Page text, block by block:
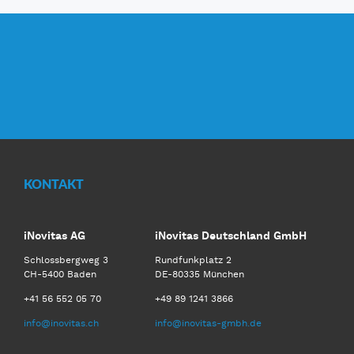
KONTAKT
iNovitas AG
Schlossbergweg 3
CH-5400 Baden
+41 56 552 05 70
info@inovitas.ch
iNovitas Deutschland GmbH
Rundfunkplatz 2
DE-80335 München
+49 89 1241 3866
info@inovitas-gmbh.de